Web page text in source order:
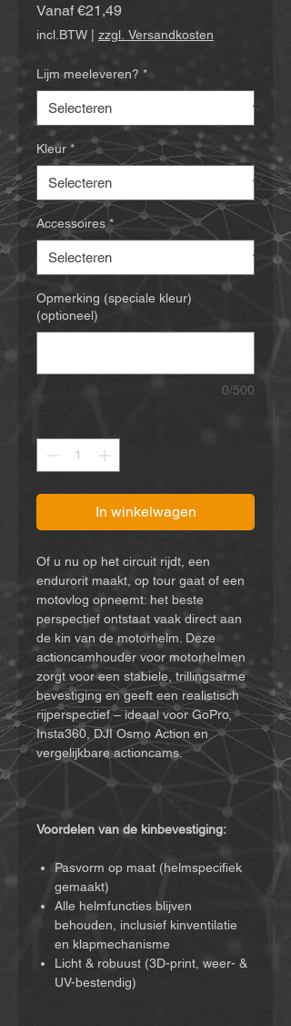
Vanaf€21,49Verkoopprijs
incl.BTW zzgl. Versandkosten
Lijm meeleveren? *
Kleur *
Accessoires *
Opmerking (speciale kleur)
(optioneel)
0/500
In winkelwagen
Of u nu op het circuit rijdt, een
endurorit maakt, op tour gaat of een
motovlog opneemt: het beste
perspectief ontstaat vaak direct aan
de kin van de motorhelm. Deze
actioncamhouder voor motorhelmen
zorgt voor een stabiele, trillingsarme
bevestiging en geeft een realistisch
rijperspectief – ideaal voor GoPro,
Insta360, DJI Osmo Action en
vergelijkbare actioncams.
Voordelen van de kinbevestiging:
Pasvorm op maat (helmspecifiek
gemaakt)
Alle helmfuncties blijven
behouden, inclusief kinventilatie
en klapmechanisme
Licht & robuust (3D-print, weer- &
UV-bestendig)